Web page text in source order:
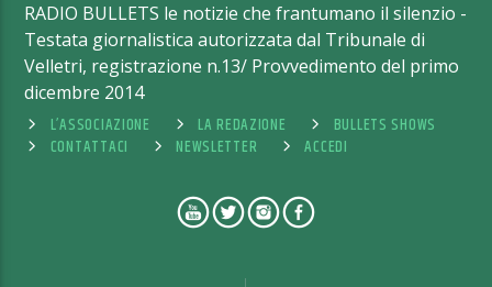
RADIO BULLETS le notizie che frantumano il silenzio -
Testata giornalistica autorizzata dal Tribunale di
Velletri, registrazione n.13/ Provvedimento del primo
dicembre 2014
L’ASSOCIAZIONE
LA REDAZIONE
BULLETS SHOWS
CONTATTACI
NEWSLETTER ACCEDI